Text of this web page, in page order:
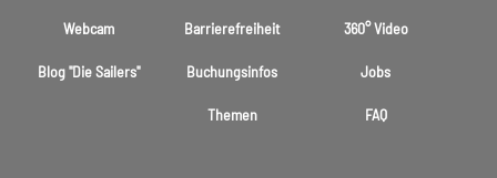
Webcam
Blog "Die Sailers"
Barrierefreiheit
Buchungsinfos
Themen
360° Video
Jobs
FAQ